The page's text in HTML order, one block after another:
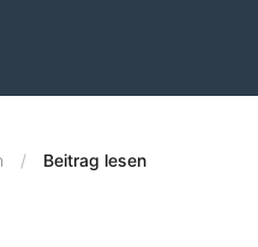
Beitrag lesen